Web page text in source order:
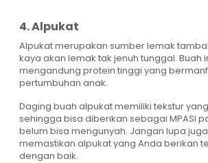
4. Alpukat
Alpukat merupakan sumber lemak
kaya akan lemak tak jenuh tunggal. Buah
mengandung protein tinggi yang
pertumbuhan anak.
Daging buah alpukat memiliki tekstur
sehingga bisa diberikan sebagai MPASI
belum bisa mengunyah. Jangan lupa
memastikan alpukat yang Anda berikan
dengan baik.